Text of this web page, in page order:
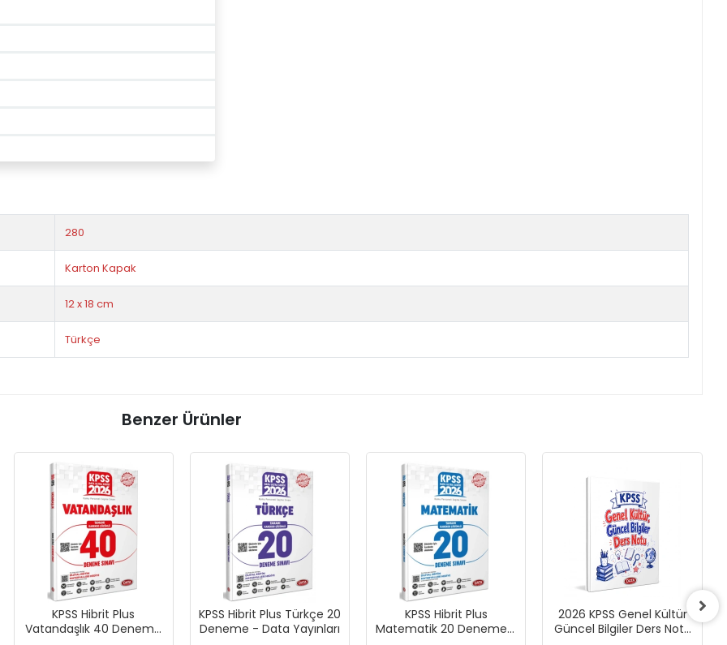
280
Karton Kapak
12 x 18 cm
Türkçe
Benzer Ürünler
KPSS Hibrit Plus
Vatandaşlık 40 Deneme
KPSS Hibrit Plus Türkçe 20
Deneme - Data Yayınları
KPSS Hibrit Plus
Matematik 20 Deneme -
2026 KPSS Genel Kültür
Güncel Bilgiler Ders Notu